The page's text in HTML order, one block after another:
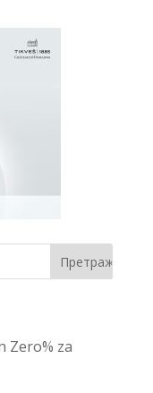
Zero% za